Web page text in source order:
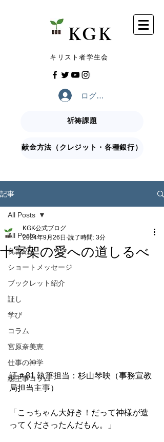
​KGK
​キリスト者学生会
ログイン
祈祷課題
献金方法（クレジット・各種銀行）
記事
All Posts
良書紹介
ショートメッセージ
ブックレット紹介
証し
学び
コラム
宮原奈美恵
仕事の神学
総主事コラム
All Posts
十字架の愛への道しるべ
KGK公式ブログ
2024年9月26日 読了時間: 3分
証＃81 執筆担当：杉山琴映（事務宣教
局担当主事）
「こっちゃん大好き！だって神様が造
ってくださったんだもん。」